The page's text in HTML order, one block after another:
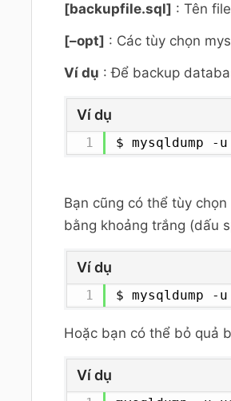
[backupfile.sql] : Tên
[–opt] : Các tùy chọn
Ví dụ : Để backup
Ví dụ
$ mysqldump
Bạn cũng có thể tùy
bằng khoảng trắng (dấu
Ví dụ
$ mysqldump -
Hoặc bạn có thể bỏ quả
Ví dụ